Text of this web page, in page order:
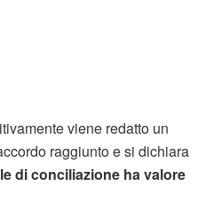
viene redatto un
raggiunto e si dichiara
di conciliazione ha valore